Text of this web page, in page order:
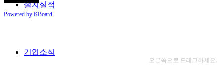
설치실적
기업소식
Powered by KBoard
오른쪽으로 드래그하세요.